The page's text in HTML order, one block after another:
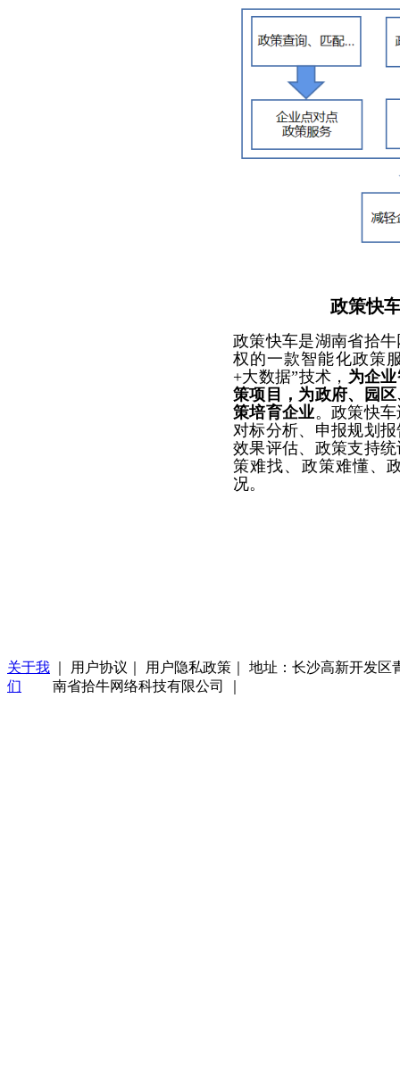
政策快
政策快车是湖南省拾
权的一款智能化政策
+大数据”技术， 为企业
策项目，为政府、
园
策培育企业。政策快
对标分析、申报规划
效果评估、政策支持
策难找、政策难懂、
况。
关于我
们
｜ 用户协议｜ 用户隐私政策｜ 地址：长沙高新开发
南省拾牛网络科技有限公司 ｜